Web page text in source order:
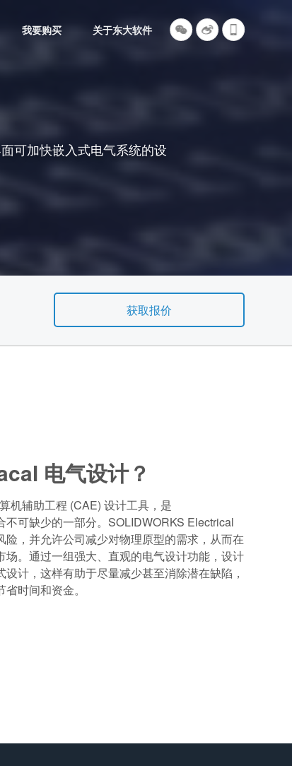
我要购买 关于东大软件
可加快嵌入式电气系统的设
获取报价
电气设计？
机辅助工程 (CAE) 设计工具，是
可缺少的一部分。SOLIDWORKS Electrical
，并允许公司减少对物理原型的需求，从而在
。通过一组强大、直观的电气设计功能，设计
计，这样有助于尽量减少甚至消除潜在缺陷，
时间和资金。